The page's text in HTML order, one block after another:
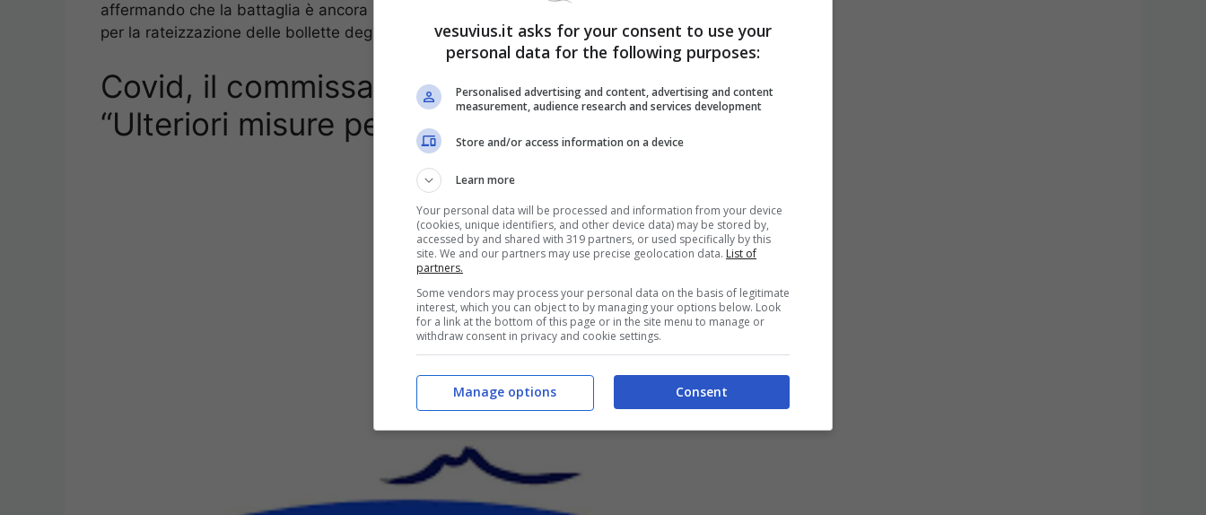
affermando che la battaglia è ancora lunga. Andiamo quindi a vedere il piano di D’Angelo
per la rateizzazione delle bollette degli utenti in difficoltà.
Covid, il commissario dell’Abc Napoli:
“Ulteriori misure per agevolare l’utenza”
vesuvius.it asks for your consent to use your
personal data for the following purposes:
Personalised advertising and content, advertising and content
measurement, audience research and services development
Store and/or access information on a device
Learn more
Your personal data will be processed and information from your device
(cookies, unique identifiers, and other device data) may be stored by,
accessed by and shared with 319 partners, or used specifically by this
site. We and our partners may use precise geolocation data. List of
partners.
Some vendors may process your personal data on the basis of legitimate
interest, which you can object to by managing your options below. Look
for a link at the bottom of this page or in the site menu to manage or
withdraw consent in privacy and cookie settings.
Consent
Manage options